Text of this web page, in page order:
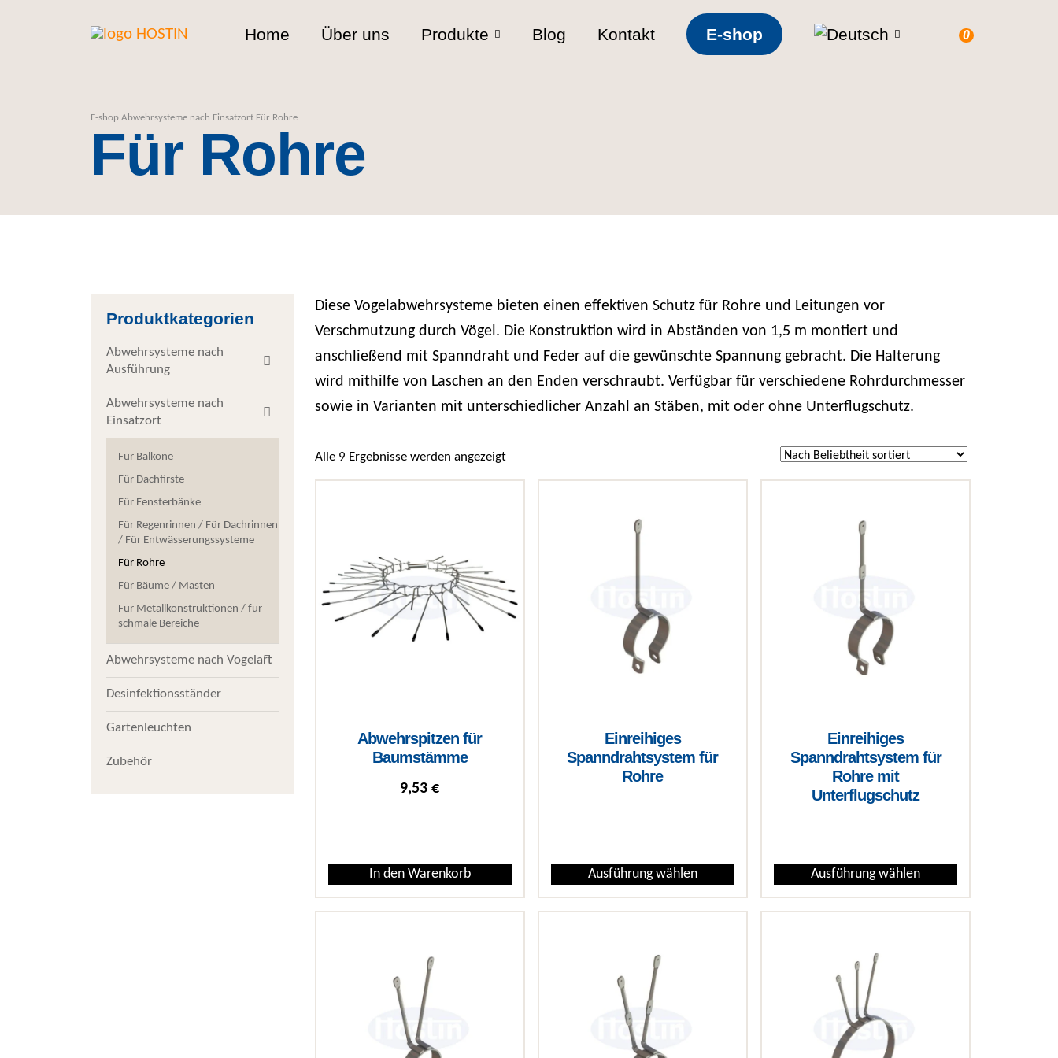
0
Home Über uns Produkte Blog Kontakt E-shop
E-shop Abwehrsysteme nach Einsatzort Für Rohre
Für Rohre
Diese Vogelabwehrsysteme bieten einen effektiven Schutz für Rohre und Leitungen vor
Verschmutzung durch Vögel. Die Konstruktion wird in Abständen von 1,5 m montiert und
anschließend mit Spanndraht und Feder auf die gewünschte Spannung gebracht. Die Halterung
wird mithilfe von Laschen an den Enden verschraubt. Verfügbar für verschiedene Rohrdurchmesser
sowie in Varianten mit unterschiedlicher Anzahl an Stäben, mit oder ohne Unterflugschutz.
Alle 9 Ergebnisse werden angezeigtNach Beliebtheit sortiert
Abwehrspitzen für
Baumstämme
9,53€
In den Warenkorb
Einreihiges
Spanndrahtsystem für
Rohre
Ausführung wählen
Einreihiges
Spanndrahtsystem für
Rohre mit
Unterflugschutz
Ausführung wählen
Produktkategorien
Abwehrsysteme nach
Ausführung
Abwehrsysteme nach
Einsatzort
Für Balkone
Für Dachfirste
Für Fensterbänke
Für Regenrinnen / Für Dachrinnen
/ Für Entwässerungssysteme
Für Rohre
Für Bäume / Masten
Für Metallkonstruktionen / für
schmale Bereiche
Abwehrsysteme nach Vogelart
Desinfektionsständer
Gartenleuchten
Zubehör